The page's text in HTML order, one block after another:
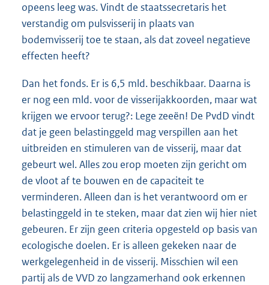
opeens leeg was. Vindt de staatssecretaris het
verstandig om pulsvisserij in plaats van
bodemvisserij toe te staan, als dat zoveel negatieve
effecten heeft?
Dan het fonds. Er is 6,5 mld. beschikbaar. Daarna is
er nog een mld. voor de visserijakkoorden, maar wat
krijgen we ervoor terug?: Lege zeeën! De PvdD vindt
dat je geen belastinggeld mag verspillen aan het
uitbreiden en stimuleren van de visserij, maar dat
gebeurt wel. Alles zou erop moeten zijn gericht om
de vloot af te bouwen en de capaciteit te
verminderen. Alleen dan is het verantwoord om er
belastinggeld in te steken, maar dat zien wij hier niet
gebeuren. Er zijn geen criteria opgesteld op basis van
ecologische doelen. Er is alleen gekeken naar de
werkgelegenheid in de visserij. Misschien wil een
partij als de VVD zo langzamerhand ook erkennen